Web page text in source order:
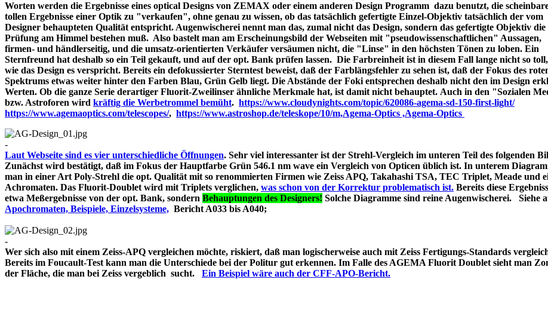
Worten werden die Ergebnisse eines optical Designs von ZEMAX oder einem anderen Design Programm dazu benutzt, die
tollen Ergebnisse einer Optik zu "verkaufen", ohne genau zu wissen, ob das tatsächlich gefertigte Einzel-Objektiv tatsächlich der vom
Designer behaupteten Qualität entspricht. Augenwischerei nennt man das, zumal nicht das Design, sondern das gefertigte Objektiv die
Prüfung am Himmel bestehen muß. Also bastelt man am Erscheinungsbild der Webseiten mit "pseudowissenschaftlichen" Aussagen,
firmen- und händlerseitig, und die umsatz-orientierten Verkäufer versäumen nicht, die "Linse" in den höchsten Tönen zu loben. Ein
Sternfreund hat deshalb so ein Teil gekauft, und auf der opt. Bank prüfen lassen. Die Farbreinheit ist in diesem Fall lange nicht so toll,
wie das Design es verspricht. Bereits ein defokussierter Sterntest beweist, daß der Farblängsfehler zu sehen ist, daß der Fokus des
Spektrums etwas weiter hinter den Farben Blau, Grün Gelb liegt. Die Abstände der Foki entsprechen deshalb nicht den im Design
Werten. Ob die ganze Serie derartiger Fluorit-Zweilinser ähnliche Merkmale hat, ist damit nicht behauptet. Auch in den "Sozialen
bzw. Astroforen wird kräftig die Werbetrommel bemüht. https://www.cloudynights.com/topic/620086-agema-sd-150-first-light/
https://www.agemaoptics.com/telescopes/, https://www.astroshop.de/teleskope/10/m,Agema-Optics ,Agema-Optics
-
Laut Webseite sind es vier unterschiedliche Öffnungen. Sehr viel interessanter ist der Strehl-Vergleich im unteren Teil des folgenden
Zunächst wird bestätigt, daß im Fokus der Hauptfarbe Grün 546.1 nm wave ein Vergleich von Opticen üblich ist. In unterem
man in einer Art Poly-Strehl die opt. Qualität mit so renommierten Firmen wie Zeiss APQ, Takahashi TSA, TEC Triplet, Meade und
Achromaten. Das Fluorit-Doublet wird mit Triplets verglichen, was schon von der Korrektur problematisch ist. Bereits diese
etwa Meßergebnisse von der opt. Bank, sondern Behauptungen des Designers! Solche Diagramme sind reine Augenwischerei. Siehe
Apochromaten, Beispiele, Einzelsysteme, Bericht A033 bis A040;
-
Wer sich also mit einem Zeiss-APQ vergleichen möchte, riskiert, daß man logischerweise auch mit Zeiss Fertigungs-Standards
Bereits im Foucault-Test kann man die Unterschiede bei der Politur gut erkennen. Im Falle des AGEMA Fluorit Doublet sieht man
der Fläche, die man bei Zeiss vergeblich sucht. Ein Beispiel wäre auch der CFF-APO-Bericht.